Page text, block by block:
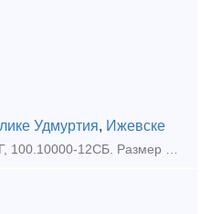
Удмуртия, Ижевске